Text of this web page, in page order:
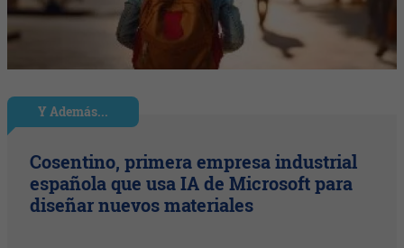
Y Además...
Cosentino, primera empresa industrial
española que usa IA de Microsoft para
diseñar nuevos materiales